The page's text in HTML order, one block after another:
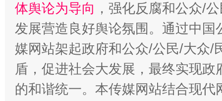
体舆论为导向 ，强化反腐和公众/
发展营造良好舆论氛围。通过中
媒网站架起政府和公众/公民/大众/
盾，促进社会大发展，最终实现
的和谐统一。本传媒网站结合现